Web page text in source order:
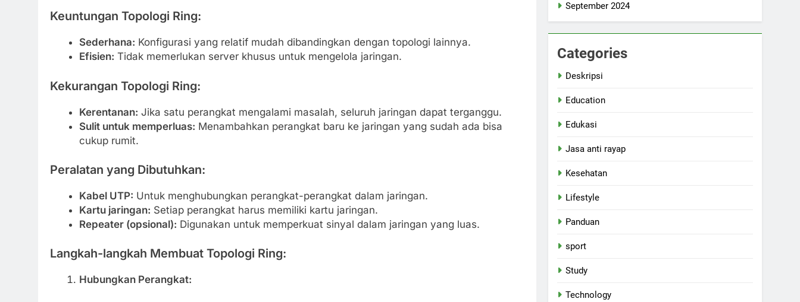
Keuntungan Topologi Ring:
Sederhana: Konfigurasi yang relatif mudah dibandingkan dengan topologi lainnya.
Efisien: Tidak memerlukan server khusus untuk mengelola jaringan.
Kekurangan Topologi Ring:
Kerentanan: Jika satu perangkat mengalami masalah, seluruh jaringan dapat terganggu.
Sulit untuk memperluas: Menambahkan perangkat baru ke jaringan yang sudah ada bisa
cukup rumit.
Peralatan yang Dibutuhkan:
Kabel UTP: Untuk menghubungkan perangkat-perangkat dalam jaringan.
Kartu jaringan: Setiap perangkat harus memiliki kartu jaringan.
Repeater (opsional): Digunakan untuk memperkuat sinyal dalam jaringan yang luas.
Langkah-langkah Membuat Topologi Ring:
Hubungkan Perangkat:
September 2024
Categories
Deskripsi
Education
Edukasi
Jasa anti rayap
Kesehatan
Lifestyle
Panduan
sport
Study
Technology